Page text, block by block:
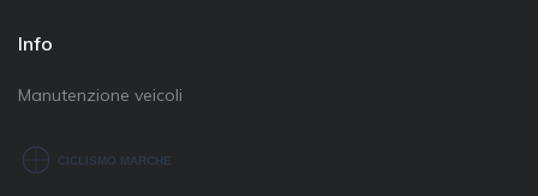
Info
Manutenzione veicoli